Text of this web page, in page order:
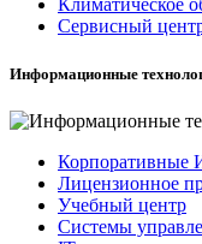
Климатическое
Сервисный
Информационные
Корпоративные
Лицензионное
Учебный центр
Системы